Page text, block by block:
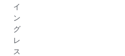
イ
ン
グ
レ
ス